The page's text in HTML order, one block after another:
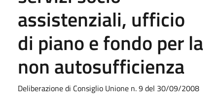
assistenziali, ufficio
di piano e fondo per la
non autosufficienza
Deliberazione di Consiglio Unione n. 9 del 30/09/2008